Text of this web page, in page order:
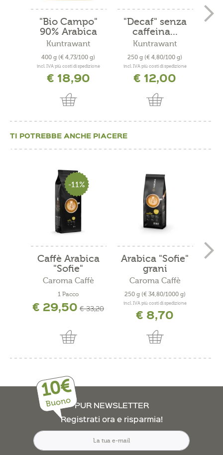
"Bio Campo"
90% Arabica
10%...
Kuntrawant
400 g (€ 4,73/100 g)
incl. IVA più costi di spedizione
€ 18,90
"Decaf" senza
caffeina...
Kuntrawant
250 g (€ 4,80/100 g)
incl. IVA più costi di spedizione
€ 12,00
TI POTREBBE ANCHE PIACERE
-11%
Caffè Arabica
"Sofie"
macinato
Caroma Caffè
1 Pacco
€ 29,50 € 33,20
Arabica "Sofie"
grani
Caroma Caffè
250 g (€ 34,80/1000 g)
incl. IVA più costi di spedizione
€ 8,70
10€
Buono PUR NEWSLETTER
Registrati ora e risparmia!